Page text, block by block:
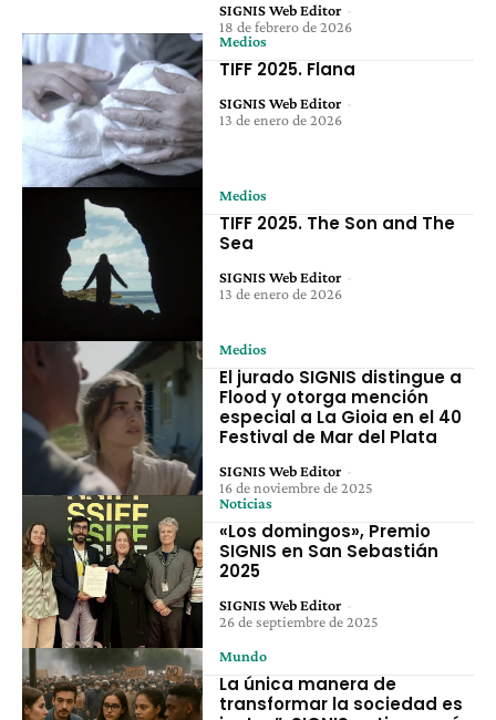
SIGNIS Web Editor -
18 de febrero de 2026
Medios
TIFF 2025. Flana
SIGNIS Web Editor -
13 de enero de 2026
Medios
TIFF 2025. The Son and The
Sea
SIGNIS Web Editor -
13 de enero de 2026
Medios
El jurado SIGNIS distingue a
Flood y otorga mención
especial a La Gioia en el 40
Festival de Mar del Plata
SIGNIS Web Editor -
16 de noviembre de 2025
Noticias
«Los domingos», Premio
SIGNIS en San Sebastián
2025
SIGNIS Web Editor -
26 de septiembre de 2025
Mundo
La única manera de
transformar la sociedad es